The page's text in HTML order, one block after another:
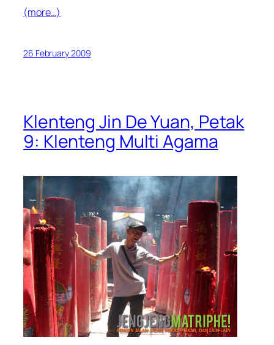
(more…)
26 February 2009
Klenteng Jin De Yuan, Petak
9: Klenteng Multi Agama